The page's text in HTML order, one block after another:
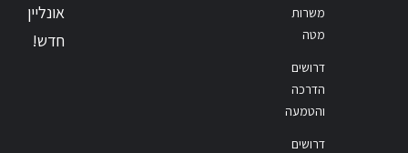
משרות
מטה
דרושים
הדרכה
והטמעה
דרושים
אונליין
חדש!